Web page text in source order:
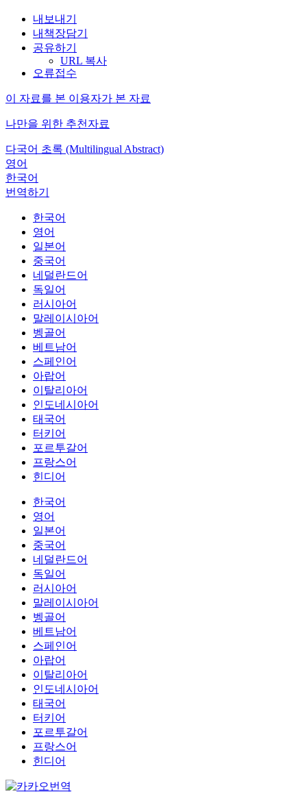
내보내기
내책장담기
공유하기
URL 복사
오류접수
이 자료를 본 이용자가 본 자료
나만을 위한 추천자료
다국어 초록 (Multilingual Abstract)
영어
한국어
번역하기
한국어
영어
일본어
중국어
네덜란드어
독일어
러시아어
말레이시아어
벵골어
베트남어
스페인어
아랍어
이탈리아어
인도네시아어
태국어
터키어
포르투갈어
프랑스어
힌디어
한국어
영어
일본어
중국어
네덜란드어
독일어
러시아어
말레이시아어
벵골어
베트남어
스페인어
아랍어
이탈리아어
인도네시아어
태국어
터키어
포르투갈어
프랑스어
힌디어